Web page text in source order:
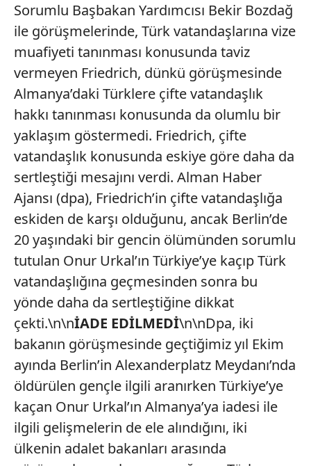
Sorumlu Başbakan Yardımcısı Bekir Bozdağ
ile görüşmelerinde, Türk vatandaşlarına vize
muafiyeti tanınması konusunda taviz
vermeyen Friedrich, dünkü görüşmesinde
Almanya’daki Türklere çifte vatandaşlık
hakkı tanınması konusunda da olumlu bir
yaklaşım göstermedi. Friedrich, çifte
vatandaşlık konusunda eskiye göre daha da
sertleştiği mesajını verdi. Alman Haber
Ajansı (dpa), Friedrich’in çifte vatandaşlığa
eskiden de karşı olduğunu, ancak Berlin’de
20 yaşındaki bir gencin ölümünden sorumlu
tutulan Onur Urkal’ın Türkiye’ye kaçıp Türk
vatandaşlığına geçmesinden sonra bu
yönde daha da sertleştiğine dikkat
çekti.\n\nİADE EDİLMEDİ\n\nDpa, iki
bakanın görüşmesinde geçtiğimiz yıl Ekim
ayında Berlin’in Alexanderplatz Meydanı’nda
öldürülen gençle ilgili aranırken Türkiye’ye
kaçan Onur Urkal’ın Almanya’ya iadesi ile
ilgili gelişmelerin de ele alındığını, iki
ülkenin adalet bakanları arasında